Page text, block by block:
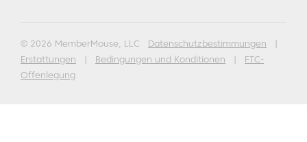
© 2026 MemberMouse, LLC Datenschutzbestimmungen
Erstattungen
Bedingungen und Konditionen
FTC-
Offenlegung